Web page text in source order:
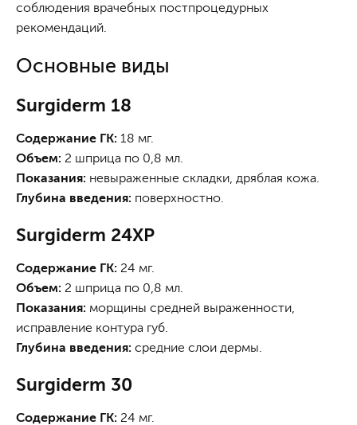
соблюдения врачебных постпроцедурных
рекомендаций.
Основные виды
Surgiderm 18
Содержание ГК: 18 мг.
Объем: 2 шприца по 0,8 мл.
Показания: невыраженные складки, дряблая кожа.
Глубина введения: поверхностно.
Surgiderm 24XP
Содержание ГК: 24 мг.
Объем: 2 шприца по 0,8 мл.
Показания: морщины средней выраженности,
исправление контура губ.
Глубина введения: средние слои дермы.
Surgiderm 30
Содержание ГК: 24 мг.